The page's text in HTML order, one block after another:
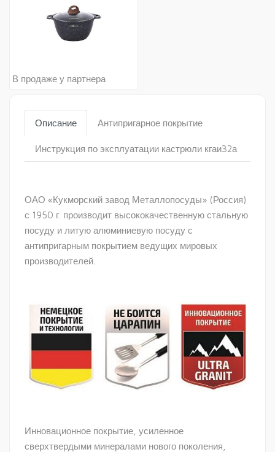
В продаже у партнера
Описание Антипригарное покрытие
Инструкция по эксплуатации кастрюли кгаи32а
ОАО «Кукморский завод Металлопосуды» (Россия)
с 1950 г. производит высококачественную стальную
посуду и литую алюминиевую посуду с
антипригарным покрытием ведущих мировых
производителей.
Инновационное покрытие, усиленное
сверхтвердыми минералами нового поколения,